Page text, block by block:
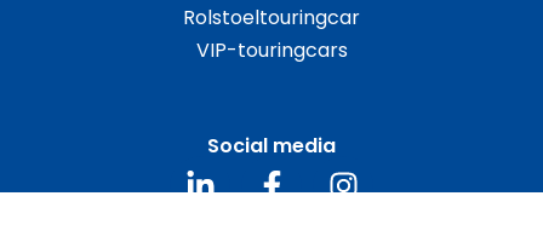
Rolstoeltouringcar
VIP-touringcars
Social media